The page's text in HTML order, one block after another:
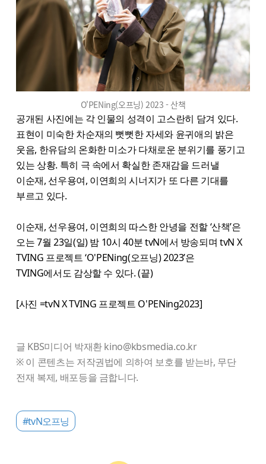
O'PENing(오프닝) 2023 - 산책
공개된 사진에는 각 인물의 성격이 고스란히 담겨 있다.
표현이 미숙한 차순재의 뻣뻣한 자세와 윤귀애의 밝은
웃음, 한유담의 온화한 미소가 다채로운 분위기를 풍기고
있는 상황. 특히 극 속에서 확실한 존재감을 드러낼
이순재, 선우용여, 이연희의 시너지가 또 다른 기대를
부르고 있다.
이순재, 선우용여, 이연희의 따스한 안녕을 전할 ‘산책’은
오는 7월 23일(일) 밤 10시 40분 tvN에서 방송되며 tvN X
TVING 프로젝트 ‘O'PENing(오프닝) 2023’은
TVING에서도 감상할 수 있다. (끝)
[사진 =tvN X TVING 프로젝트 O'PENing2023]
글 KBS미디어 박재환 kino@kbsmedia.co.kr
※ 이 콘텐츠는 저작권법에 의하여 보호를 받는바, 무단
전재 복제, 배포등을 금합니다.
#tvN오프닝